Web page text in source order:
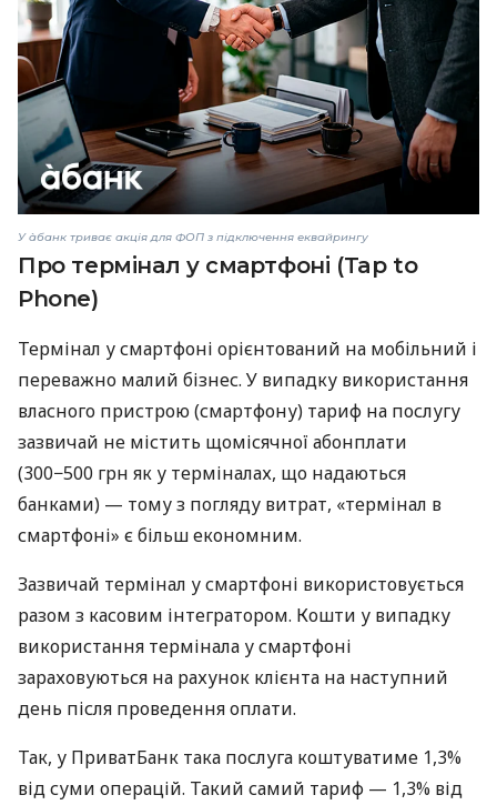
У àбанк триває акція для ФОП з підключення еквайрингу
Про термінал у смартфоні (Tap to
Phone)
Термінал у смартфоні орієнтований на мобільний і
переважно малий бізнес. У випадку використання
власного пристрою (смартфону) тариф на послугу
зазвичай не містить щомісячної абонплати
(300−500 грн як у терміналах, що надаються
банками) — тому з погляду витрат, «термінал в
смартфоні» є більш економним.
Зазвичай термінал у смартфоні використовується
разом з касовим інтегратором. Кошти у випадку
використання термінала у смартфоні
зараховуються на рахунок клієнта на наступний
день після проведення оплати.
Так, у ПриватБанк така послуга коштуватиме 1,3%
від суми операцій. Такий самий тариф — 1,3% від